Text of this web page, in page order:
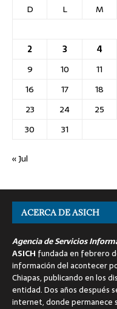
D
L M
2
3 4
9
10 11
16
17 18
23
24 25
30
31
« Jul
ACERCA DE ASICH
Agencia de Servicios
ASICH fundada en febrero
información del acontecer
Chiapas, publicando en los
entidad. Dos años después
internet, donde permanece